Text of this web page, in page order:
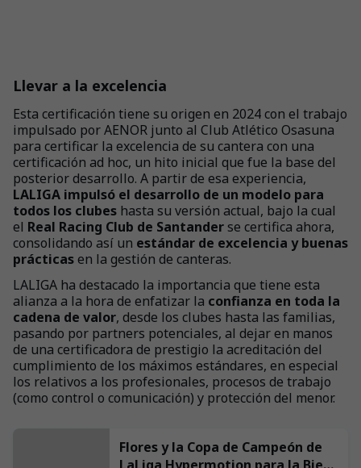
Llevar a la excelencia
Esta certificación tiene su origen en 2024 con el trabajo
impulsado por AENOR junto al Club Atlético Osasuna
para certificar la excelencia de su cantera con una
certificación ad hoc, un hito inicial que fue la base del
posterior desarrollo. A partir de esa experiencia,
LALIGA impulsó el desarrollo de un modelo para
todos los clubes hasta su versión actual, bajo la cual
el Real Racing Club de Santanderse certifica ahora,
consolidando así un estándar de excelencia y buenas
prácticasen la gestión de canteras.
LALIGA ha destacado la importancia que tiene esta
alianza a la hora de enfatizar la confianza en toda la
cadena de valor, desde los clubes hasta las familias,
pasando por partners potenciales, al dejar en manos
de una certificadora de prestigio la acreditación del
cumplimiento de los máximos estándares, en especial
los relativos a los profesionales, procesos de trabajo
(como control o comunicación) y protección del menor.
Flores y la Copa de Campeón de